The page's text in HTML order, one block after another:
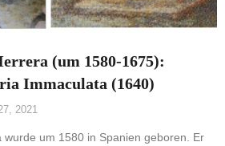
(um 1580-1675):
Immaculata (1640)
2021
um 1580 in Spanien geboren. Er